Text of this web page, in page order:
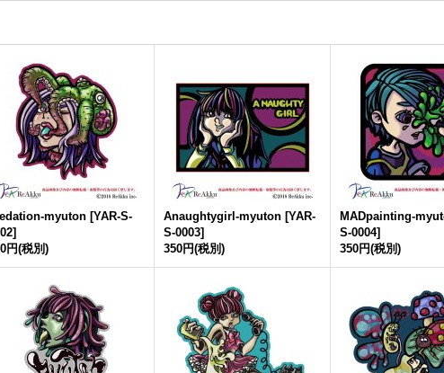
myuton [YAR-S-
]
円(税別)
Anaughtygirl-myuton [YAR-
S-0003]
350円(税別)
MADpainting-
S-0004]
350円(税別)